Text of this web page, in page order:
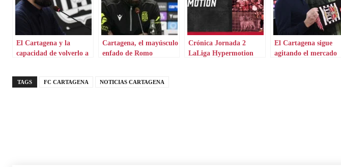
El Cartagena y la
capacidad de volverlo a
Cartagena, el mayúsculo
enfado de Romo
Crónica Jornada 2
LaLiga Hypermotion
El Cartagena sigue
agitando el mercado
TAGS FC CARTAGENA NOTICIAS CARTAGENA